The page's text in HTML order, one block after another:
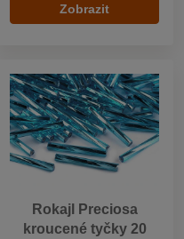
Zobrazit
Rokajl Preciosa
kroucené tyčky 20